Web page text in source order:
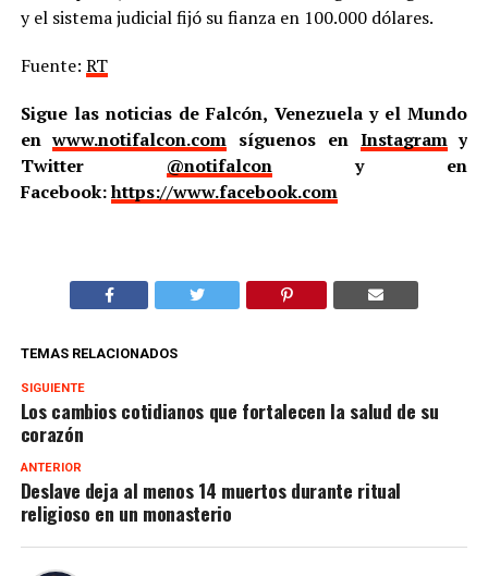
y el sistema judicial fijó su fianza en 100.000 dólares.
Fuente: RT
Sigue las noticias de Falcón, Venezuela y el Mundo
enwww.notifalcon.com síguenos en Instagramy
Twitter @notifalcony en
Facebook:https://www.facebook.com
TEMAS RELACIONADOS
SIGUIENTE
Los cambios cotidianos que fortalecen la salud de su
corazón
ANTERIOR
Deslave deja al menos 14 muertos durante ritual
religioso en un monasterio